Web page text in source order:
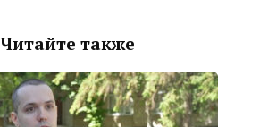
Читайте также